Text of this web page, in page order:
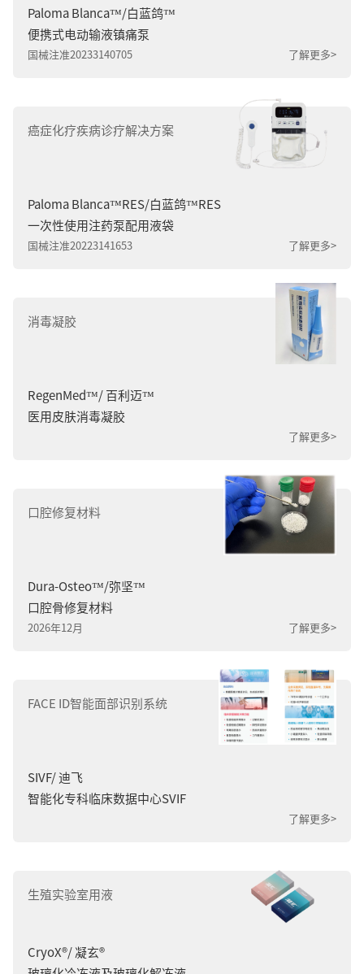
Paloma Blanca™/白蓝鸽™
便携式电动输液镇痛泵
国械注准20233140705 了解更多>
癌症化疗疾病诊疗解决方案
Paloma Blanca™RES/白蓝鸽™RES
一次性使用注药泵配用液袋
国械注准20223141653 了解更多>
消毒凝胶
RegenMed™/ 百利迈™
医用皮肤消毒凝胶
了解更多>
口腔修复材料
Dura-Osteo™/弥坚™
口腔骨修复材料
2026年12月 了解更多>
FACE ID智能面部识别系统
SIVF/ 迪飞
智能化专科临床数据中心SVIF
了解更多>
生殖实验室用液
CryoX®/ 凝玄®